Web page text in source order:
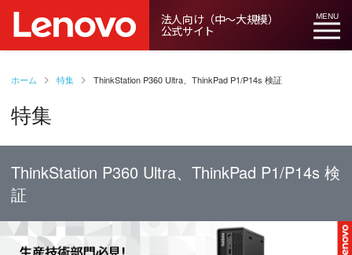
法人向け（中～大規模）
公式サイト
MENU
ホーム 特集 ThinkStation P360 Ultra、ThinkPad P1/P14s 検証
特集
ThinkStation P360 Ultra、ThinkPad P1/P14s 検
証